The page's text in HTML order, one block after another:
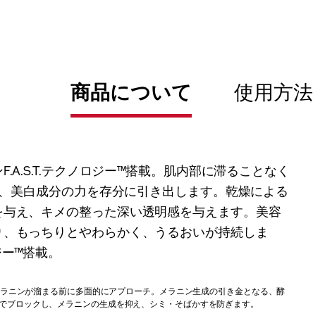
商品について 使用方法
テクノロジー™搭載。肌内部に滞ることなく
美白成分の力を存分に引き出します。乾燥による
え、キメの整った深い透明感を与えます。美容
もっちりとやわらかく、うるおいが持続しま
™搭載。
ニンが溜まる前に多面的にアプローチ。メラニン生成の引き金となる、酵
ブロックし、メラニンの生成を抑え、シミ・そばかすを防ぎます。